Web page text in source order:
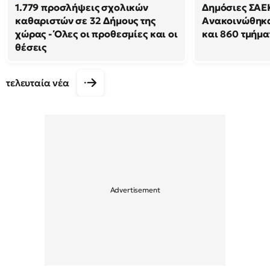
1.779 προσλήψεις σχολικών
καθαριστών σε 32 Δήμους της
χώρας - Όλες οι προθεσμίες και οι
θέσεις
Δημόσιες
και 860
τελευταία νέα